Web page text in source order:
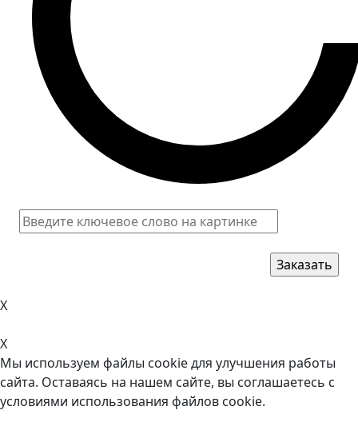
X
X
Мы используем файлы cookie для улучшения работы
сайта. Оставаясь на нашем сайте, вы соглашаетесь с
условиями использования файлов cookie.